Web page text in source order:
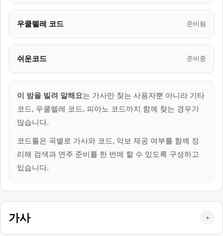
우쿨렐레 코드 준비됨
쉬운코드 준비중
이 밤을 빌려 말해요는 가사만 찾는 사용자뿐 아니라 기타
코드, 우쿨렐레 코드, 피아노 코드까지 함께 찾는 경우가
많습니다.
코드툴은 곡별로 가사와 코드, 악보 제공 여부를 함께 정
리해 검색과 연주 준비를 한 번에 할 수 있도록 구성하고
있습니다.
가사 +